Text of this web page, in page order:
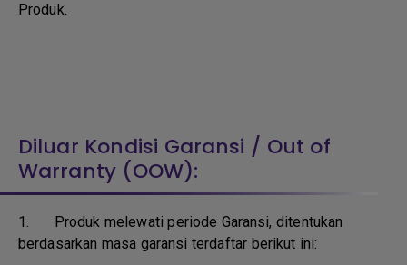
Produk.
Diluar Kondisi Garansi / Out of
Warranty (OOW):
1. Produk melewati periode Garansi, ditentukan
berdasarkan masa garansi terdaftar berikut ini: